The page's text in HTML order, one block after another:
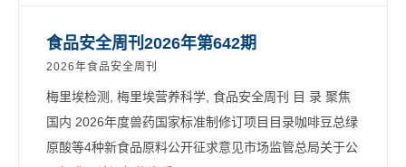
食品安全周刊2026年第642期
2026年食品安全周刊
梅里埃检测, 梅里埃营养科学, 食品安全周刊 目 录 聚焦
国内 2026年度兽药国家标准制修订项目目录咖啡豆总绿
原酸等4种新食品原料公开征求意见市场监管总局关于公